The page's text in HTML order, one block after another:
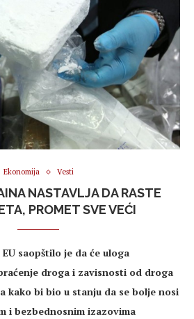
Ekonomija Vesti
NASTAVLJA DA RASTE
PROMET SVE VEĆI
saopštilo je da će uloga
droga i zavisnosti od droga
kako bi bio u stanju da se bolje nosi
i bezbednosnim izazovima